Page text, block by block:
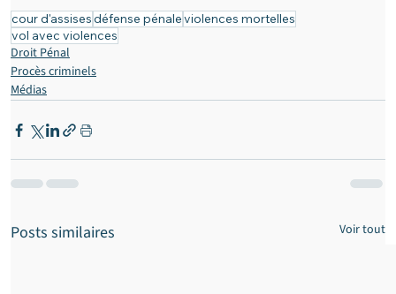
cour d'assisesdéfense pénaleviolences mortelles
vol avec violences
Droit Pénal
Procès criminels
Médias
Posts similaires Voir tout